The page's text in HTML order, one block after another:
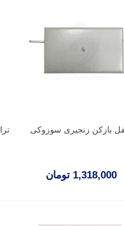
بازکن زنجیری سوزوکی
1,318,000 تومان